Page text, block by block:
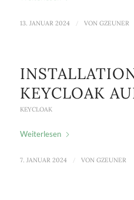
13. JANUAR 2024 / VON GZEUNER
KEYCLOAK
KEYCLOAK
Weiterlesen
7. JANUAR 2024 / VON GZEUNER